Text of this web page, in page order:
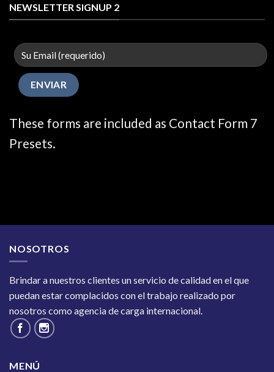
NEWSLETTER SIGNUP 2
These forms are included as Contact Form 7
Presets.
NOSOTROS
Brindar a nuestros clientes un servicio de calidad en el que
puedan estar complacidos con el trabajo realizado por
nosotros como agencia de carga internacional.
MENÚ